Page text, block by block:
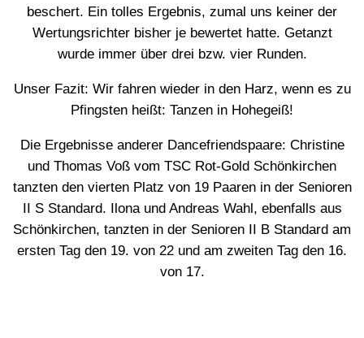
beschert. Ein tolles Ergebnis, zumal uns keiner der
Wertungsrichter bisher je bewertet hatte. Getanzt
wurde immer über drei bzw. vier Runden.
Unser Fazit: Wir fahren wieder in den Harz, wenn es zu
Pfingsten heißt: Tanzen in Hohegeiß!
Die Ergebnisse anderer Dancefriendspaare: Christine
und Thomas Voß vom TSC Rot-Gold Schönkirchen
tanzten den vierten Platz von 19 Paaren in der Senioren
II S Standard. Ilona und Andreas Wahl, ebenfalls aus
Schönkirchen, tanzten in der Senioren II B Standard am
ersten Tag den 19. von 22 und am zweiten Tag den 16.
von 17.